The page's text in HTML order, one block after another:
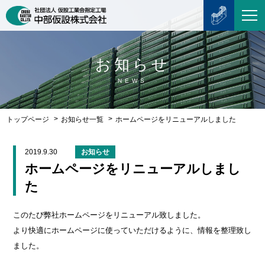
お知らせ
NEWS
トップページ お知らせ一覧 ホームページをリニューアルしました
2019.9.30 お知らせ
ホームページをリニューアルしまし
た
このたび弊社ホームページをリニューアル致しました。
より快適にホームページに使っていただけるように、情報を整理致し
ました。